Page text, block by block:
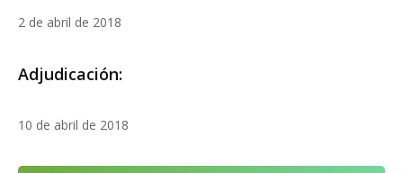
2 de abril de 2018
Adjudicación:
10 de abril de 2018